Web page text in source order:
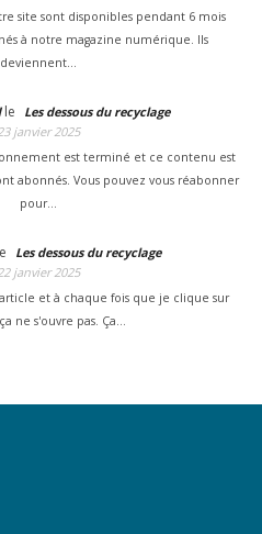
site sont disponibles pendant 6 mois
à notre magazine numérique. Ils
deviennent…
le
Les dessous du recyclage
janvier 2025
est terminé et ce contenu est
abonnés. Vous pouvez vous réabonner
pour…
Les dessous du recyclage
janvier 2025
et à chaque fois que je clique sur
ne s'ouvre pas. Ça…